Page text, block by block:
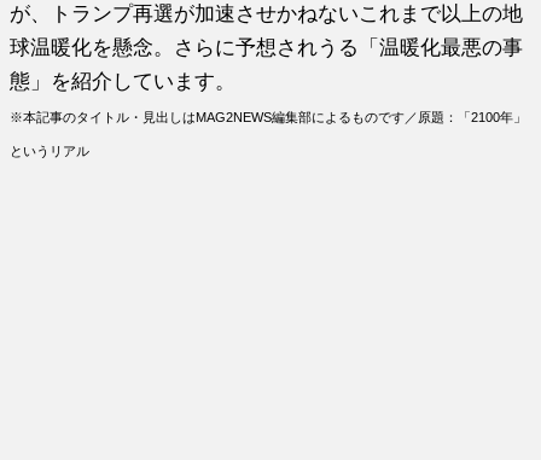
が、トランプ再選が加速させかねないこれまで以上の地
球温暖化を懸念。さらに予想されうる「温暖化最悪の事
態」を紹介しています。
※本記事のタイトル・見出しはMAG2NEWS編集部によるものです／原題：「2100年」
というリアル